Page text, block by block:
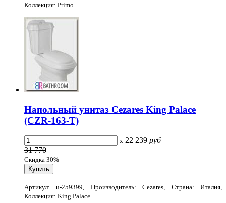
Коллекция: Primo
Напольный унитаз Cezares King Palace
(CZR-163-T)
x 22 239 руб
31 770
Скидка 30%
Артикул: u-259399, Производитель: Cezares, Страна: Италия,
Коллекция: King Palace